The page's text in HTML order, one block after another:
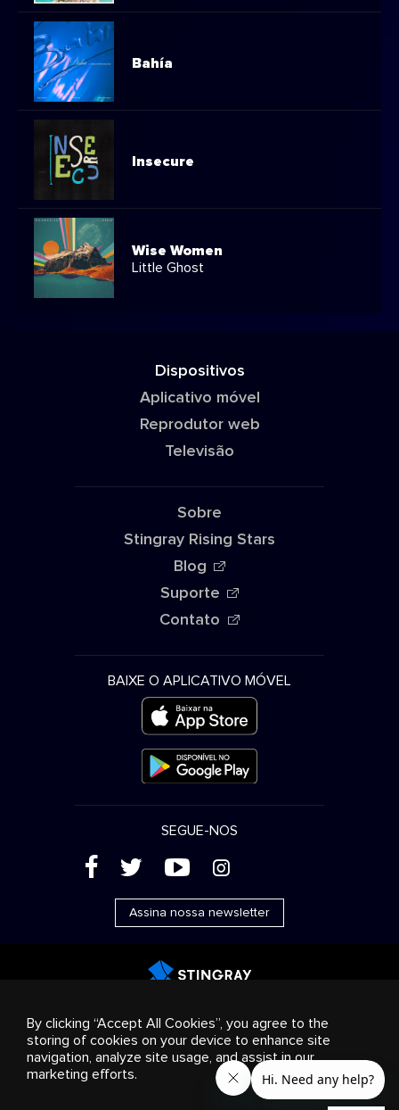
Bahía
Insecure
Wise Women
Little Ghost
Dispositivos
Aplicativo móvel
Reprodutor web
Televisão
Sobre
Stingray Rising Stars
Blog
Suporte
Contato
BAIXE O APLICATIVO MÓVEL
SEGUE-NOS
( ' + &
Assina nossa newsletter
consumo
Soluções empresariais Rádio
Sobre nós
Cookies settings
© 2018-2025 Stingray Group Inc. Todos os direitos
reservados. STINGRAY®, STINGRAY® MUSIC e outras marcas e
logotipos relacionados são marcas comerciais do Stingray
By clicking “Accept All Cookies”, you agree to the
storing of cookies on your device to enhance site
navigation, analyze site usage, and assist in our
marketing efforts.